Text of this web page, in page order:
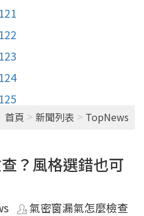
121
122
123
124
125
首頁 > 新聞列表 > TopNews
？風格選錯也可
氣密窗漏氣怎麼檢查